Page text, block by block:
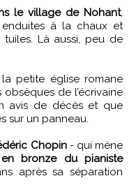
le village de Nohant,
enduites à la chaux et
tuiles. Là aussi, peu de
petite église romane
de l’écrivaine
avis de décès et que
sur un panneau.
Chopin- qui mène
bronze du pianiste
après sa séparation